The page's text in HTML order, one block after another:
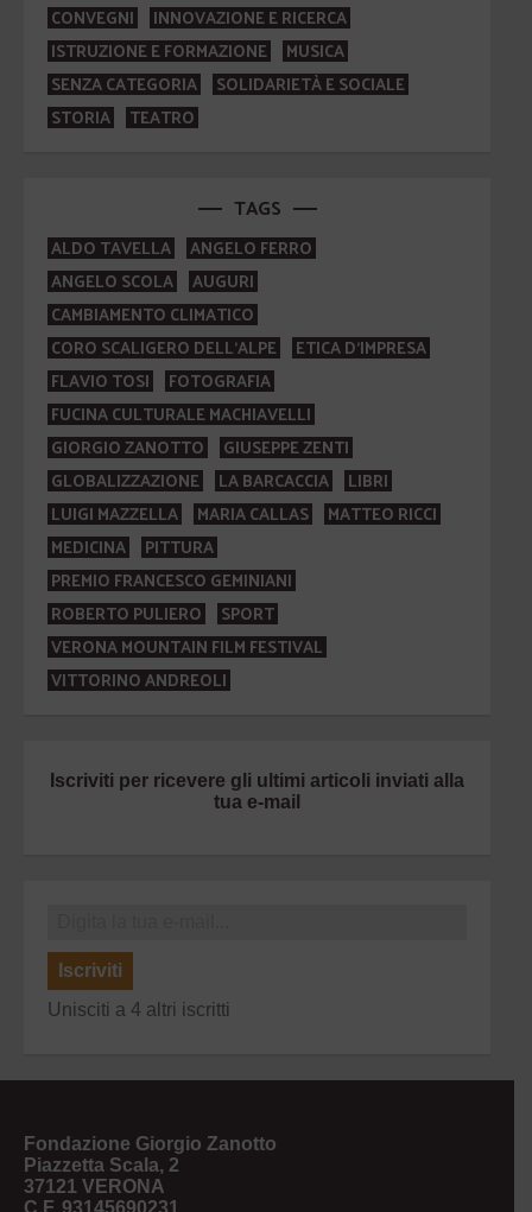
CONVEGNI
INNOVAZIONE E RICERCA
ISTRUZIONE E FORMAZIONE
MUSICA
SENZA CATEGORIA
SOLIDARIETÀ E SOCIALE
STORIA
TEATRO
TAGS
ALDO TAVELLA
ANGELO FERRO
ANGELO SCOLA
AUGURI
CAMBIAMENTO CLIMATICO
CORO SCALIGERO DELL'ALPE
ETICA D'IMPRESA
FLAVIO TOSI
FOTOGRAFIA
FUCINA CULTURALE MACHIAVELLI
GIORGIO ZANOTTO
GIUSEPPE ZENTI
GLOBALIZZAZIONE
LA BARCACCIA
LIBRI
LUIGI MAZZELLA
MARIA CALLAS
MATTEO RICCI
MEDICINA
PITTURA
PREMIO FRANCESCO GEMINIANI
ROBERTO PULIERO
SPORT
VERONA MOUNTAIN FILM FESTIVAL
VITTORINO ANDREOLI
Iscriviti per ricevere gli ultimi articoli inviati alla
tua e-mail
Iscriviti
Unisciti a 4 altri iscritti
Fondazione Giorgio Zanotto
Piazzetta Scala, 2
37121 VERONA
C.F. 93145690231